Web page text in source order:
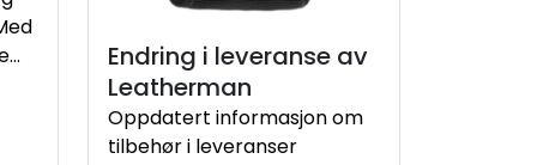
Endring i leveranse av
Leatherman
Oppdatert informasjon om
tilbehør i leveranser